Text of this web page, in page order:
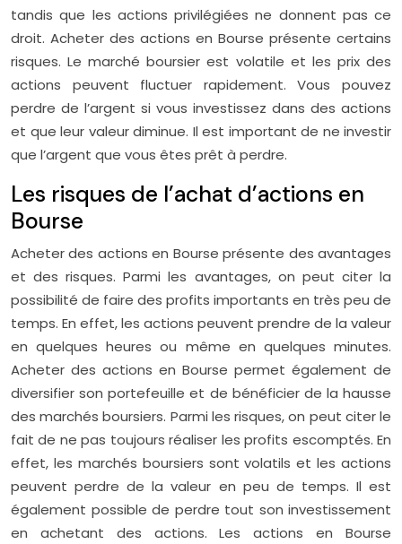
tandis que les actions privilégiées ne donnent pas ce
droit. Acheter des actions en Bourse présente certains
risques. Le marché boursier est volatile et les prix des
actions peuvent fluctuer rapidement. Vous pouvez
perdre de l’argent si vous investissez dans des actions
et que leur valeur diminue. Il est important de ne investir
que l’argent que vous êtes prêt à perdre.
Les risques de l’achat d’actions en
Bourse
Acheter des actions en Bourse présente des avantages
et des risques. Parmi les avantages, on peut citer la
possibilité de faire des profits importants en très peu de
temps. En effet, les actions peuvent prendre de la valeur
en quelques heures ou même en quelques minutes.
Acheter des actions en Bourse permet également de
diversifier son portefeuille et de bénéficier de la hausse
des marchés boursiers. Parmi les risques, on peut citer le
fait de ne pas toujours réaliser les profits escomptés. En
effet, les marchés boursiers sont volatils et les actions
peuvent perdre de la valeur en peu de temps. Il est
également possible de perdre tout son investissement
en achetant des actions. Les actions en Bourse